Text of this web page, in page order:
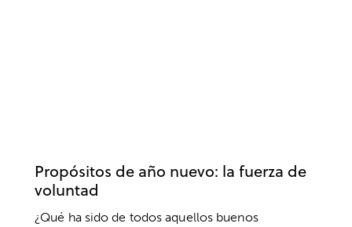
Propósitos de año nuevo: la fuerza de
voluntad
¿Qué ha sido de todos aquellos buenos